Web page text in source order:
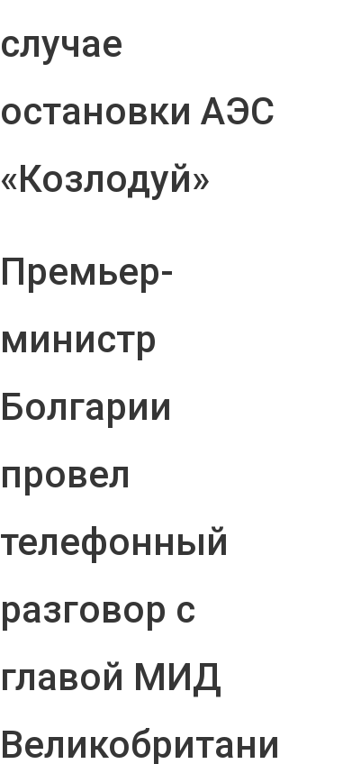
случае
остановки АЭС
«Козлодуй»
Премьер-
министр
Болгарии
провел
телефонный
разговор с
главой МИД
Великобритани